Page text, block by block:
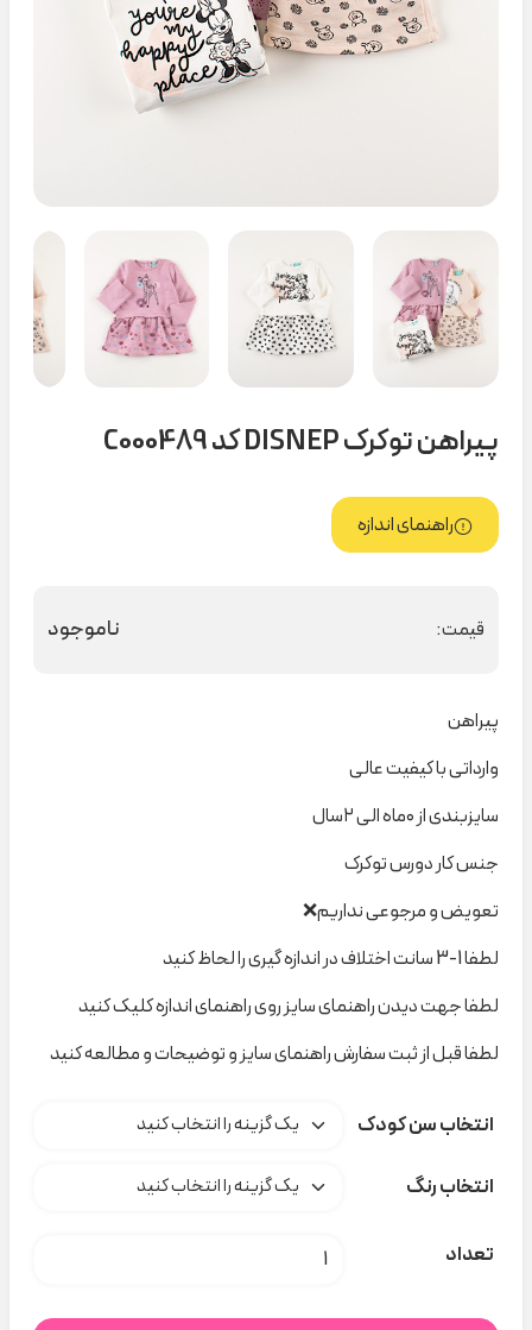
پیراهن توکرک DISNEP کد C000489
راهنمای اندازه
قیمت: ناموجود
پیراهن
وارداتی با کیفیت عالی
سایزبندی از ۰ماه الی ۲سال
جنس کار دورس توکرک
تعویض و مرجوعی نداریم❌
لطفا 1-3 سانت اختلاف در اندازه گیری را لحاظ کنید
لطفا جهت دیدن راهنمای سایز روی راهنمای اندازه کلیک کنید
لطفا قبل از ثبت سفارش راهنمای سایز و توضیحات و مطالعه کنید
انتخاب سن کودک
انتخاب رنگ
تعداد پیراهن توکرک DISNEP کد C000489 عدد